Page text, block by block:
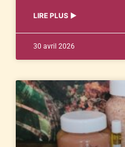
LIRE PLUS ▶︎
30 avril 2026